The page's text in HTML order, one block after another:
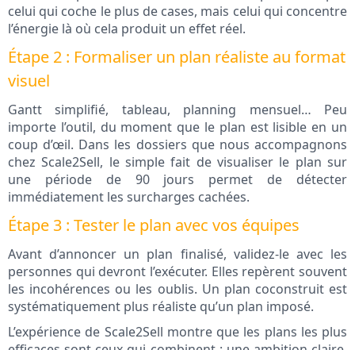
celui qui coche le plus de cases, mais celui qui concentre
l’énergie là où cela produit un effet réel.
Étape 2 : Formaliser un plan réaliste au format
visuel
Gantt simplifié, tableau, planning mensuel… Peu
importe l’outil, du moment que le plan est lisible en un
coup d’œil. Dans les dossiers que nous accompagnons
chez Scale2Sell, le simple fait de visualiser le plan sur
une période de 90 jours permet de détecter
immédiatement les surcharges cachées.
Étape 3 : Tester le plan avec vos équipes
Avant d’annoncer un plan finalisé, validez-le avec les
personnes qui devront l’exécuter. Elles repèrent souvent
les incohérences ou les oublis. Un plan coconstruit est
systématiquement plus réaliste qu’un plan imposé.
L’expérience de Scale2Sell montre que les plans les plus